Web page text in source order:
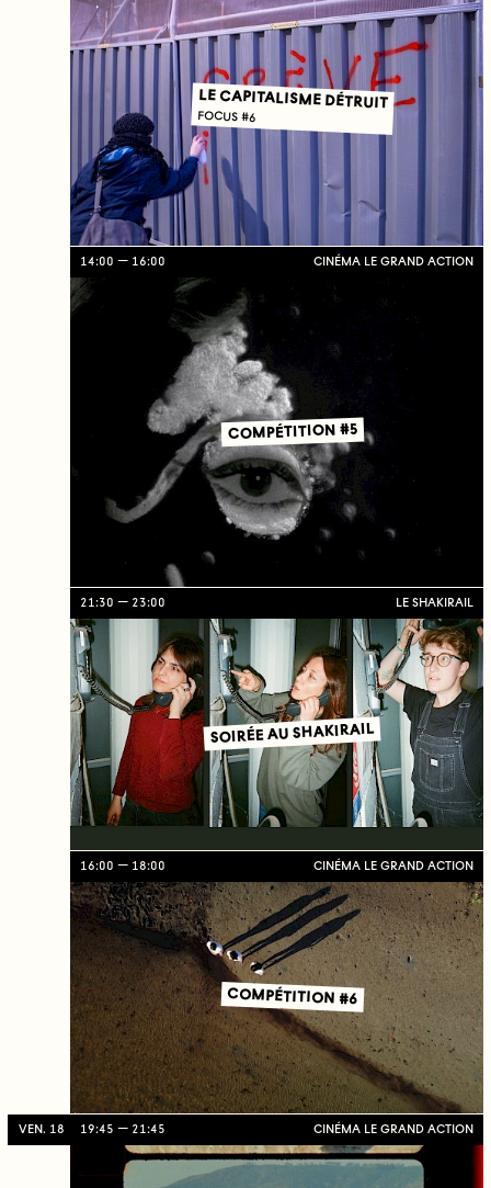
LE CAPITALISME DÉTRUIT
FOCUS #6
14:00 16:00 CINÉMA LE GRAND ACTION
COMPÉTITION #5
21:30 23:00 LE SHAKIRAIL
SOIRÉE AU SHAKIRAIL
16:00 18:00 CINÉMA LE GRAND ACTION
COMPÉTITION #6
VEN. 18 19:45 21:45 CINÉMA LE GRAND ACTION